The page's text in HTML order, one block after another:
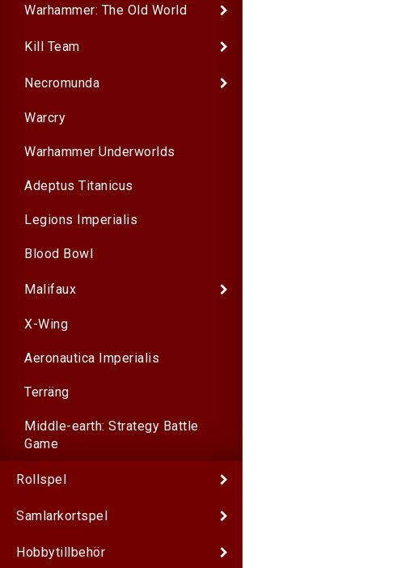
Warhammer: The Old World
Kill Team
Necromunda
Warcry
Warhammer Underworlds
Adeptus Titanicus
Legions Imperialis
Blood Bowl
Malifaux
X-Wing
Aeronautica Imperialis
Terräng
Middle-earth: Strategy Battle
Game
Rollspel
Samlarkortspel
Hobbytillbehör